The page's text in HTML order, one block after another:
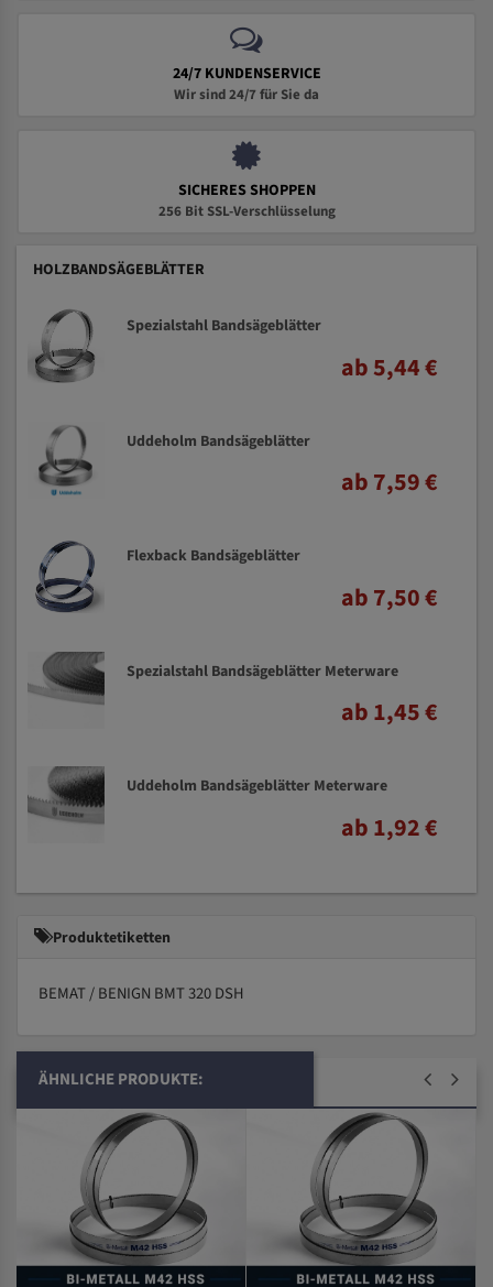
24/7 KUNDENSERVICE
Wir sind 24/7 für Sie da
SICHERES SHOPPEN
256 Bit SSL-Verschlüsselung
HOLZBANDSÄGEBLÄTTER
Spezialstahl Bandsägeblätter
ab 5,44 €
Uddeholm Bandsägeblätter
ab 7,59 €
Flexback Bandsägeblätter
ab 7,50 €
Spezialstahl Bandsägeblätter Meterware
ab 1,45 €
Uddeholm Bandsägeblätter Meterware
ab 1,92 €
Produktetiketten
BEMAT / BENIGN BMT 320 DSH
ÄHNLICHE PRODUKTE: